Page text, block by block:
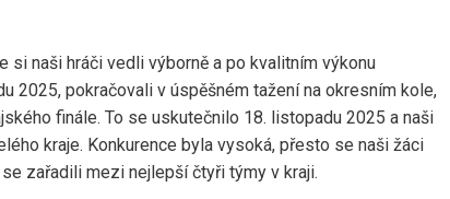
naši hráči vedli výborně a po kvalitním výkonu
2025, pokračovali v úspěšném tažení na okresním kole,
finále. To se uskutečnilo 18. listopadu 2025 a naši
kraje. Konkurence byla vysoká, přesto se naši žáci
zařadili mezi nejlepší čtyři týmy v kraji.